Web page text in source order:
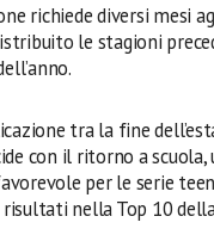
richiede diversi mesi
le stagioni
tra la fine
con il ritorno a scuola,
per le serie
nella Top 10